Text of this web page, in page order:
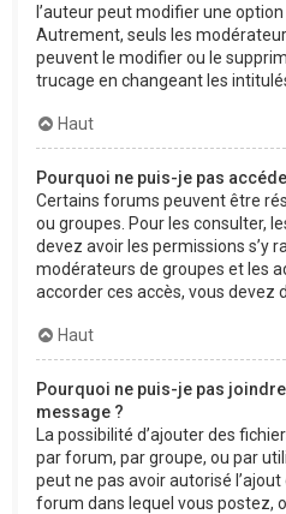
l’auteur peut modifier une
Autrement, seuls les
peuvent le modifier ou le
trucage en changeant les
Haut
Pourquoi ne puis-je pas
Certains forums peuvent être
ou groupes. Pour les consulter,
devez avoir les permissions s’y
modérateurs de groupes et les
accorder ces accès, vous devez
Haut
Pourquoi ne puis-je pas
message ?
La possibilité d’ajouter des
par forum, par groupe, ou par
peut ne pas avoir autorisé
forum dans lequel vous postez,